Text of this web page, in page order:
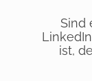
Sind
ist,